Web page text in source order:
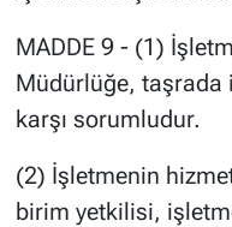
MADDE 9 - (1)
Müdürlüğe,
karşı sorumludur.
(2) İşletmenin
birim yetkilisi,